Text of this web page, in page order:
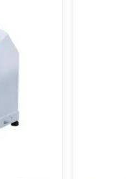
Makinesi Neden
yüksek üretim
kolay yapısı
çalışabilir.
Makinesi hangi